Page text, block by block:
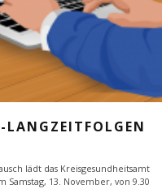
LANGZEITFOLGEN
lädt das Kreisgesundheitsamt
13. November, von 9.30